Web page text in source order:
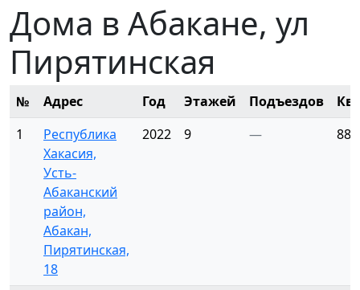
Дома в Абакане, ул
Пирятинская
№ Адрес Год Этажей Подъездов
1
Республика
Хакасия,
Усть-
Абаканский
район,
Абакан,
Пирятинская,
18
2022 9 — 88